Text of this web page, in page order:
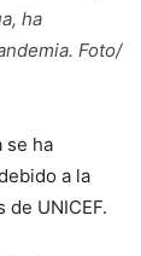
ha
Foto/
se ha
a la
de UNICEF.